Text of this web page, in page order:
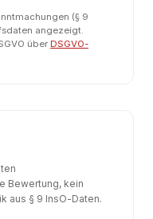
(§ 9
angezeigt.
über DSGVO-
Bewertung, kein
aus § 9 InsO-Daten.